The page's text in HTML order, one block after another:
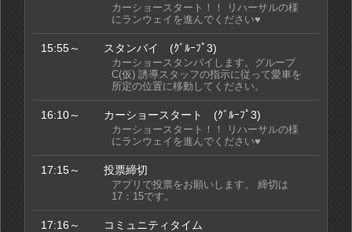
カーショースタート！！ リハーサルの様
にランウェイを進んでください♥
15:55～ スタンバイ (ｸﾞﾙｰﾌﾟ3)
カーショースタンバイします。グループ
C(仮) 誘導スタッフの指示に従って愛車を
所定の位置に移動してください。
16:10～ カーショースタート (ｸﾞﾙｰﾌﾟ3)
カーショースタート！！ リハーサルの様
にランウェイを進んでください♥
17:15～ 投票締切
アプリで投票をお願いします。 締切は
17：15です。
17:16～ コミュニティタイム